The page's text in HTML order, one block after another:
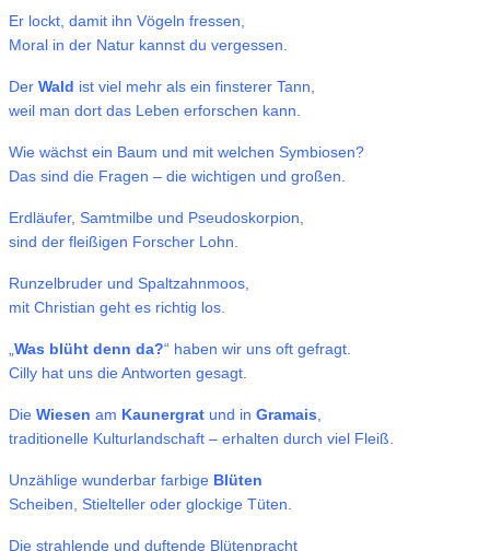
Er lockt, damit ihn Vögeln fressen,
Moral in der Natur kannst du vergessen.
Der Wald ist viel mehr als ein finsterer Tann,
weil man dort das Leben erforschen kann.
Wie wächst ein Baum und mit welchen Symbiosen?
Das sind die Fragen – die wichtigen und großen.
Erdläufer, Samtmilbe und Pseudoskorpion,
sind der fleißigen Forscher Lohn.
Runzelbruder und Spaltzahnmoos,
mit Christian geht es richtig los.
Was blüht denn da?“ haben wir uns oft gefragt.
Cilly hat uns die Antworten gesagt.
Die Wiesen am Kaunergrat und in Gramais
traditionelle Kulturlandschaft – erhalten durch viel Fleiß.
Unzählige wunderbar farbige Blüten
Scheiben, Stielteller oder glockige Tüten.
Die strahlende und duftende Blütenpracht